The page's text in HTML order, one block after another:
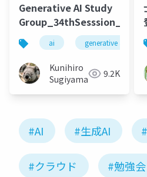
Generative AI Study
ai generative ai
Kunihiro
Sugiyama
9.2K
#AI #生成AI
#クラウド #勉強会